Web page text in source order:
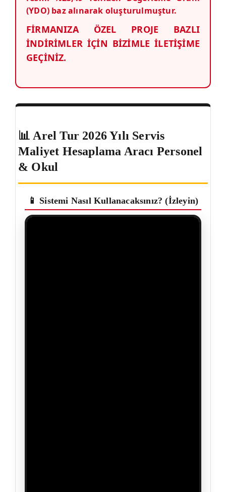
(YDO) baz alınarak oluşturulmuştur.
FİRMANIZA ÖZEL PROJE BAZLI
İNDİRİMLER İÇİN BİZİMLE İLETİŞİME
GEÇİNİZ.
📊 Arel Tur 2026 Yılı Servis
Maliyet Hesaplama Aracı Personel
& Okul
📱 Sistemi Nasıl Kullanacaksınız? (İzleyin)